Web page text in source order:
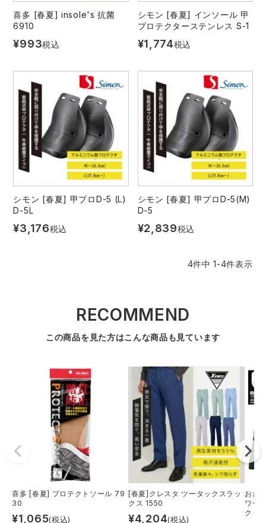
ヤッケ
鞄・バッグ
つなぎ
ファン付き作業着・空調服
電熱ウェア・ヒートウェア
レインウェアランキング
TSDESIGN ランキング
コーコス ランキング
アイトス ランキング
ジーベック ランキング
ファン付きウェア
カジュアル
シンメン 日進ゴム
ムービンカット グラディエーター
ニオイクリア タカヤ商事
エアークラフト 自重堂
サーヴォ セロリー 大阪支店
アタックベース サンエス
イーブンリバー
弘進ゴム 藤井電工
福山ゴム工業 ビッグボーン商事株式会社
夜間・高視認性安全服
喜多 [春夏] insole's 抗菌
6910
¥993税込
シモン [春夏] インソール 甲
プロテクターステンレス S-1
¥1,774税込
シモン [春夏] 甲プロD-5 (L)
D-5L
¥3,176税込
シモン [春夏] 甲プロD-5(M)
D-5
¥2,839税込
4件中 1-4件表示
RECOMMEND
この商品を見た方はこんな商品も見ています
喜多 [春夏] プロテクトソール 79
30
¥1,065(税込)
[春夏]クレスタ ツータックスラッ
クス 1550
¥4,204(税込)
おた
ワー
ク